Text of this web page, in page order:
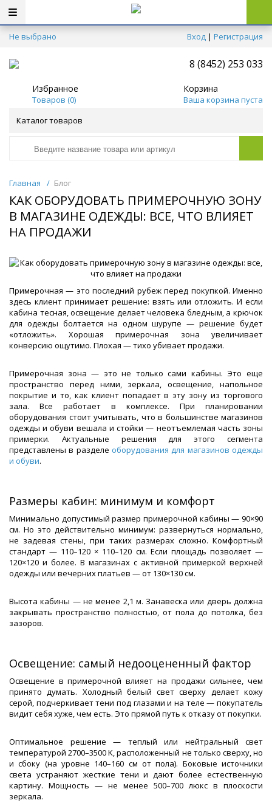
Не выбрано Вход | Регистрация
8 (8452) 253 033
Избранное
Товаров (0)
Корзина
Ваша корзина пуста
Каталог товаров
Главная / Блог
КАК ОБОРУДОВАТЬ ПРИМЕРОЧНУЮ ЗОНУ
В МАГАЗИНЕ ОДЕЖДЫ: ВСЕ, ЧТО ВЛИЯЕТ
НА ПРОДАЖИ
Примерочная — это последний рубеж перед покупкой. Именно
здесь клиент принимает решение: взять или отложить. И если
кабина тесная, освещение делает человека бледным, а крючок
для одежды болтается на одном шурупе — решение будет
«отложить». Хорошая примерочная зона увеличивает
конверсию ощутимо. Плохая — тихо убивает продажи.
Примерочная зона — это не только сами кабины. Это еще
пространство перед ними, зеркала, освещение, напольное
покрытие и то, как клиент попадает в эту зону из торгового
зала. Все работает в комплексе. При планировании
оборудования стоит учитывать, что в большинстве магазинов
одежды и обуви вешала и стойки — неотъемлемая часть зоны
примерки. Актуальные решения для этого сегмента
представлены в разделе оборудования для магазинов одежды
и обуви.
Размеры кабин: минимум и комфорт
Минимально допустимый размер примерочной кабины — 90×90
см. Но это действительно минимум: развернуться нормально,
не задевая стены, при таких размерах сложно. Комфортный
стандарт — 110–120 × 110–120 см. Если площадь позволяет —
120×120 и более. В магазинах с активной примеркой верхней
одежды или вечерних платьев — от 130×130 см.
Высота кабины — не менее 2,1 м. Занавеска или дверь должна
закрывать пространство полностью, от пола до потолка, без
зазоров.
Освещение: самый недооцененный фактор
Освещение в примерочной влияет на продажи сильнее, чем
принято думать. Холодный белый свет сверху делает кожу
серой, подчеркивает тени под глазами и на теле — покупатель
видит себя хуже, чем есть. Это прямой путь к отказу от покупки.
Оптимальное решение — теплый или нейтральный свет
температурой 2700–3500 K, расположенный не только сверху, но
и сбоку (на уровне 140–160 см от пола). Боковые источники
света устраняют жесткие тени и дают более естественную
картину. Мощность — не менее 500–700 люкс в плоскости
зеркала.